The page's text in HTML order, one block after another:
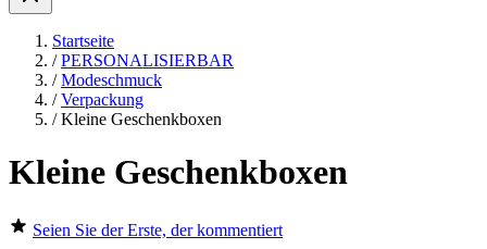
Startseite
/ PERSONALISIERBAR
/ Modeschmuck
/ Verpackung
/ Kleine Geschenkboxen
Kleine Geschenkboxen
Seien Sie der Erste, der kommentiert